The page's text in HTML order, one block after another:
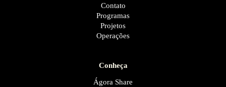
Contato
Programas
Projetos
Operações
Conheça
Ágora Share